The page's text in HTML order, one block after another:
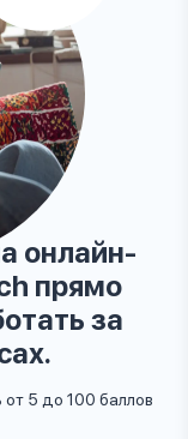
онлайн-
прямо
за
от 5 до 100 баллов